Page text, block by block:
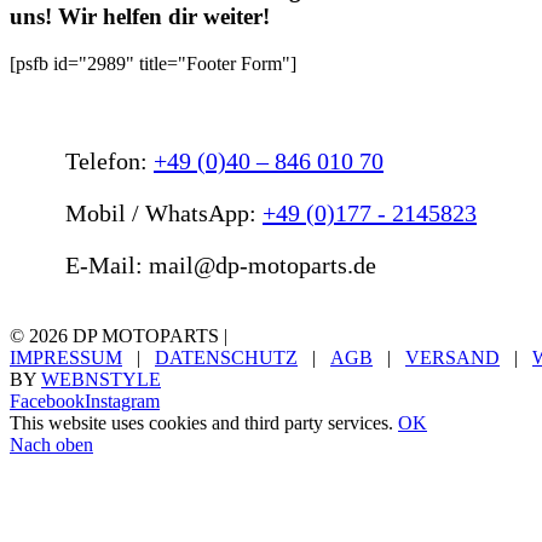
uns! Wir helfen dir weiter!
[psfb id="2989" title="Footer Form"]
Telefon: +49 (0)40 – 846 010 70
Mobil / WhatsApp: +49 (0)177 - 2145823
E-Mail: mail@dp-motoparts.de
© 2026 DP MOTOPARTS |
IMPRESSUM | DATENSCHUTZ | AGB | VERSAND |
BY WEBNSTYLE
FacebookInstagram
This website uses cookies and third party services. OK
Nach oben